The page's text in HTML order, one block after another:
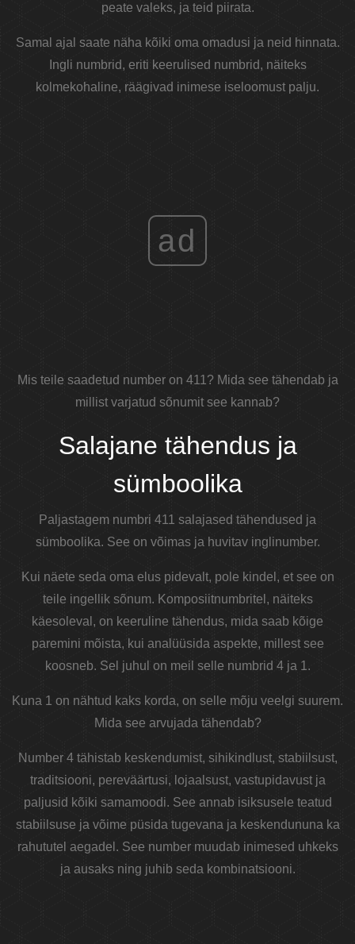
peate valeks, ja teid piirata.
Samal ajal saate näha kõiki oma omadusi ja neid hinnata.
Ingli numbrid, eriti keerulised numbrid, näiteks
kolmekohaline, räägivad inimese iseloomust palju.
ad
Mis teile saadetud number on 411? Mida see tähendab ja
millist varjatud sõnumit see kannab?
Salajane tähendus ja
sümboolika
Paljastagem numbri 411 salajased tähendused ja
sümboolika. See on võimas ja huvitav inglinumber.
Kui näete seda oma elus pidevalt, pole kindel, et see on
teile ingellik sõnum. Komposiitnumbritel, näiteks
käesoleval, on keeruline tähendus, mida saab kõige
paremini mõista, kui analüüsida aspekte, millest see
koosneb. Sel juhul on meil selle numbrid 4 ja 1.
Kuna 1 on nähtud kaks korda, on selle mõju veelgi suurem.
Mida see arvujada tähendab?
Number 4 tähistab keskendumist, sihikindlust, stabiilsust,
traditsiooni, pereväärtusi, lojaalsust, vastupidavust ja
paljusid kõiki samamoodi. See annab isiksusele teatud
stabiilsuse ja võime püsida tugevana ja keskendununa ka
rahututel aegadel. See number muudab inimesed uhkeks
ja ausaks ning juhib seda kombinatsiooni.